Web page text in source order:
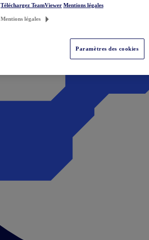
Téléchargez TeamViewer Mentions légales
Mentions légales
Paramètres des cookies